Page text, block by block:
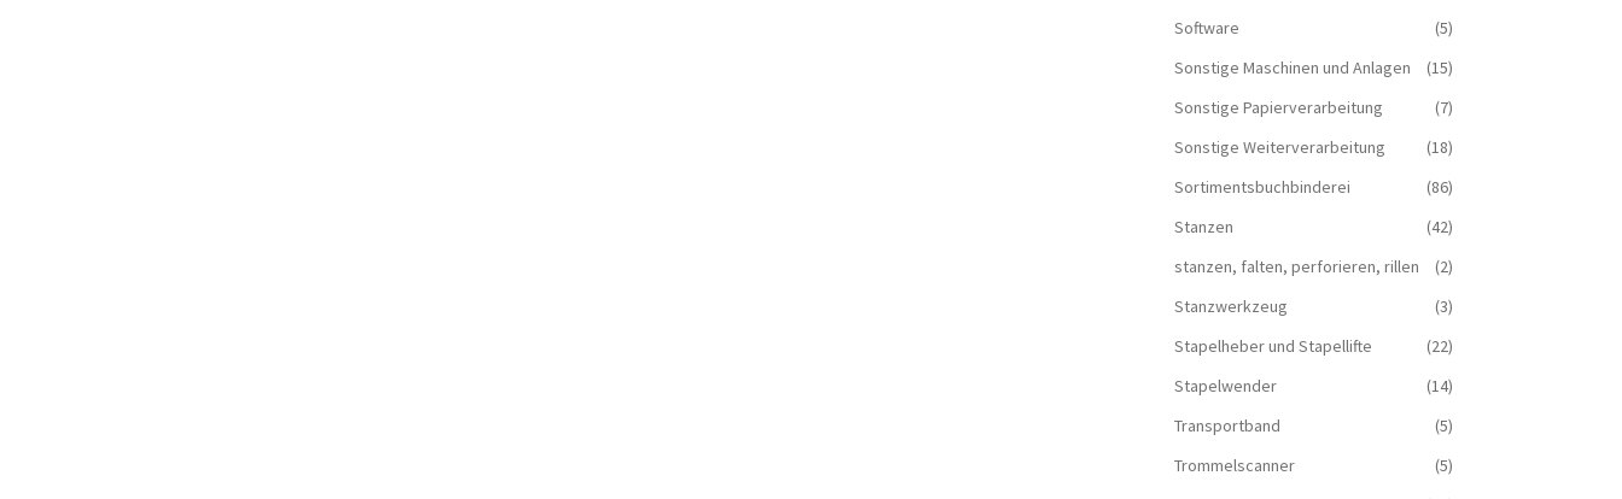
Software
(5)
Sonstige Maschinen und Anlagen
(15)
Sonstige Papierverarbeitung
(7)
Sonstige Weiterverarbeitung
(18)
Sortimentsbuchbinderei
(86)
Stanzen
(42)
stanzen, falten, perforieren, rillen
(2)
Stanzwerkzeug
(3)
Stapelheber und Stapellifte
(22)
Stapelwender
(14)
Transportband
(5)
Trommelscanner
(5)